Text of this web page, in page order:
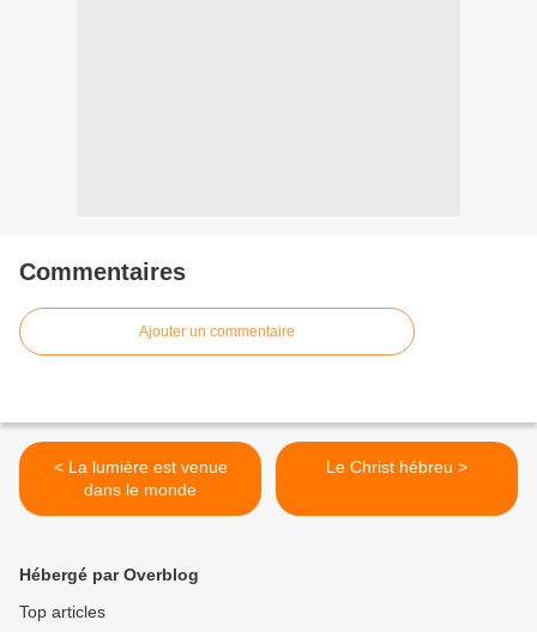
Commentaires
Ajouter un commentaire
< La lumière est venue
dans le monde
Le Christ hébreu >
Hébergé par Overblog
Top articles